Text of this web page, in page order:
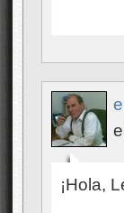
¡Hola,